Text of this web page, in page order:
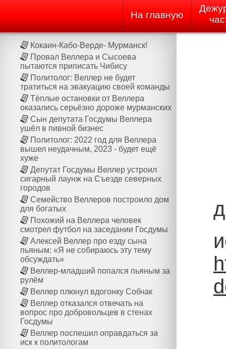
На главную
Кокаин-Кабо-Верде- Мурманск!
Провал Веллера и Сысоева
пытаются приписать Чибису
Политолог: Веллер не будет
тратиться на эвакуацию своей команды
Тёплые остановки от Веллера
оказались серьёзно дороже мурманских
Сын депутата Госдумы Веллера
ушёл в пивной бизнес
Политолог: 2022 год для Веллера
вышел неудачным, 2023 - будет ещё
хуже
Депутат Госдумы Веллер устроил
сигарный лаунж на Cъезде северных
городов
Семейство Веллеров построило дом
для богатых
Похожий на Веллера человек
смотрел футбол на заседании Госдумы
Алексей Веллер про езду сына
пьяным: «Я не собираюсь эту тему
обсуждать»
Веллер-младший попался пьяным за
рулём
Веллер плюнул вдогонку Собчак
Веллер отказался отвечать на
вопрос про добровольцев в стенах
Госдумы
Веллер поспешил оправдаться за
иск к политологам